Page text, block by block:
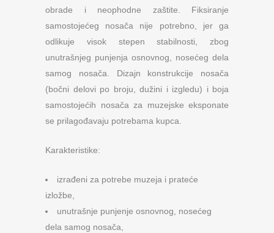
obrade i neophodne zaštite. Fiksiranje
samostojećeg nosača nije potrebno, jer ga
odlikuje visok stepen stabilnosti, zbog
unutrašnjeg punjenja osnovnog, nosećeg dela
samog nosača. Dizajn konstrukcije nosača
(bočni delovi po broju, dužini i izgledu) i boja
samostojećih nosača za muzejske eksponate
se prilagođavaju potrebama kupca.
Karakteristike:
izrađeni za potrebe muzeja i prateće
izložbe,
unutrašnje punjenje osnovnog, nosećeg
dela samog nosača,